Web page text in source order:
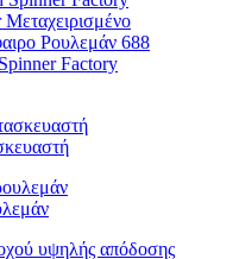
Factory